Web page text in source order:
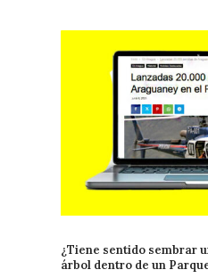
¿Tiene sentido sembrar
árbol dentro de un